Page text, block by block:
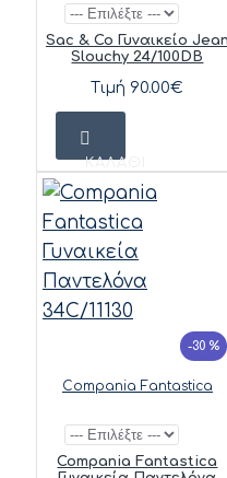
Sac & Co Γυναικείο Jean
Slouchy 24/100DB
Τιμή 90.00€
ΚΑΛΆΘΙ
-30 %
Compania Fantastica
Compania Fantastica